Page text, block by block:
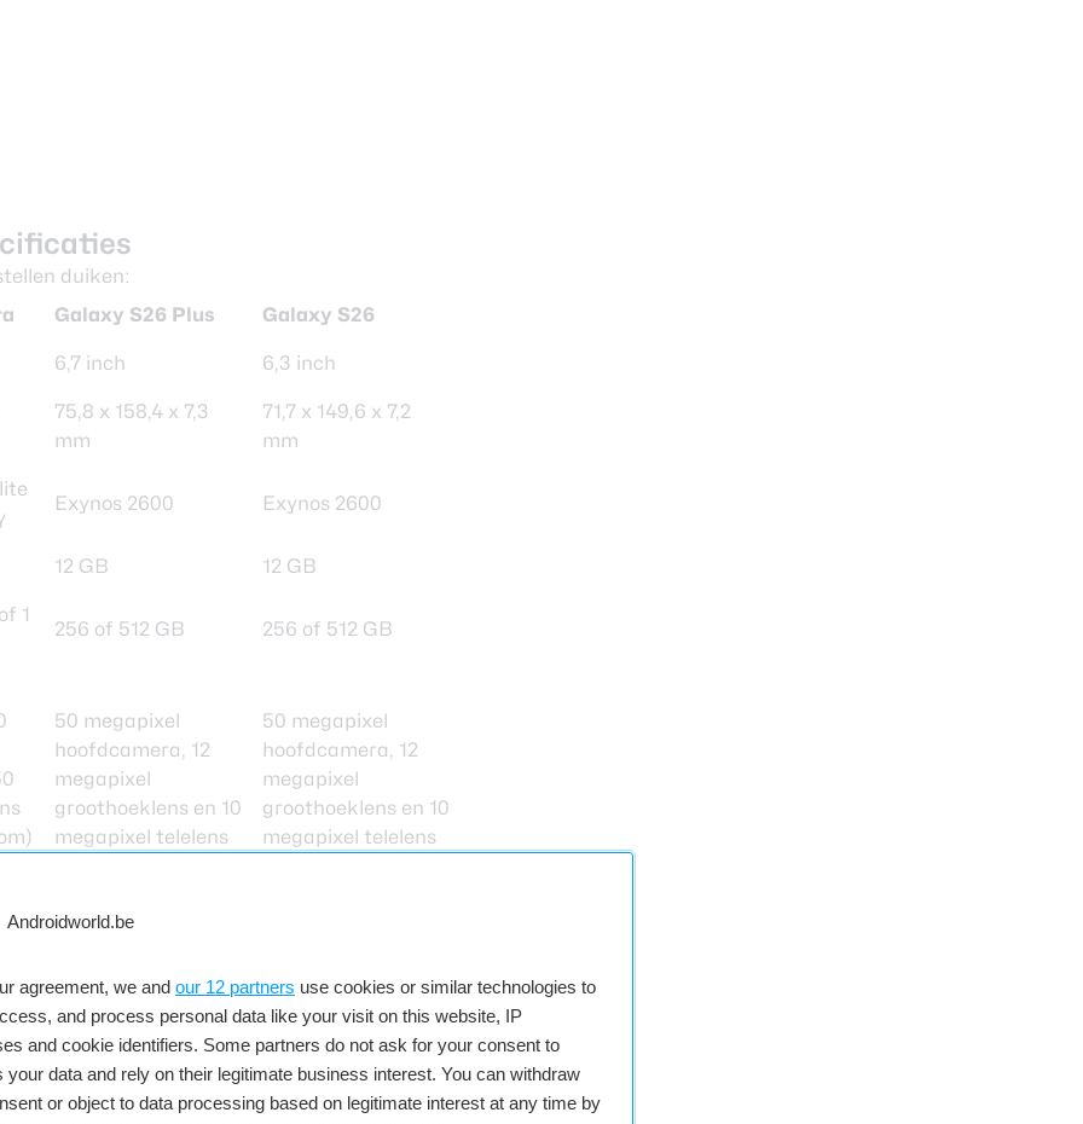
agreement, we and our 12 partners use cookies or similar technologies to
and process personal data like your visit on this website, IP
and cookie identifiers. Some partners do not ask for your consent to
your data and rely on their legitimate business interest. You can withdraw
or object to data processing based on legitimate interest at any time by
duiken:
Galaxy S26 Plus Galaxy S26
6,7 inch 6,3 inch
75,8 x 158,4 x 7,3
mm
71,7 x 149,6 x 7,2
mm
Exynos 2600 Exynos 2600
12 GB 12 GB
1
256 of 512 GB 256 of 512 GB
50 megapixel
hoofdcamera, 12
megapixel
groothoeklens en 10
megapixel telelens
50 megapixel
hoofdcamera, 12
megapixel
groothoeklens en 10
megapixel telelens
4.900 mAh 4.300 mAh
Cobalt Violet,
White, Black en Sky
Blue.
Cobalt Violet,
White, Black en Sky
Blue.